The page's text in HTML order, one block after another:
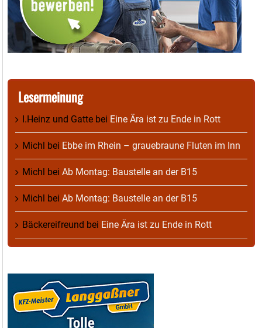
Lesermeinung
I.Heinz und Gatte bei Eine Ära ist zu Ende in Rott
Michl bei Ebbe im Rhein – grauebraune Fluten im Inn
Michl bei Ab Montag: Baustelle an der B15
Michl bei Ab Montag: Baustelle an der B15
Bäckereifreund bei Eine Ära ist zu Ende in Rott